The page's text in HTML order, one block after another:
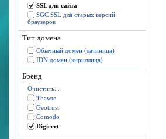
SSL для сайта
SGC SSL для старых версий
браузеров
Тип домена
Обычный домен (латиница)
IDN домен (кириллица)
Бренд
Очистить...
Thawte
Geotrust
Comodo
Digicert